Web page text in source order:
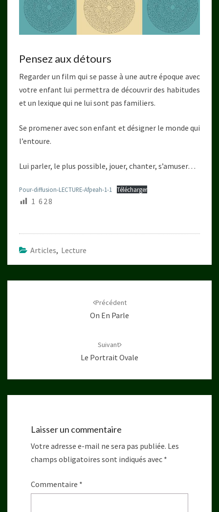
Pensez aux détours
Regarder un film qui se passe à une autre époque avec
votre enfant lui permettra de découvrir des habitudes
et un lexique qui ne lui sont pas familiers.
Se promener avec son enfant et désigner le monde qui
l’entoure.
Lui parler, le plus possible, jouer, chanter, s’amuser…
Pour-diffusion-LECTURE-Afpeah-1-1 Télécharger
1 628
Articles, Lecture
Précédent
On En Parle
Suivant
Le Portrait Ovale
Laisser un commentaire
Votre adresse e-mail ne sera pas publiée. Les
champs obligatoires sont indiqués avec *
Commentaire *